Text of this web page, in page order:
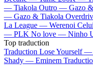
— Tiakola Outro — Gazo
— Gazo & Tiakola
La League — Werenoi
— PLK No love — Ninho
Top traduction
Traduction Lose Yourself —
Shady — Eminem